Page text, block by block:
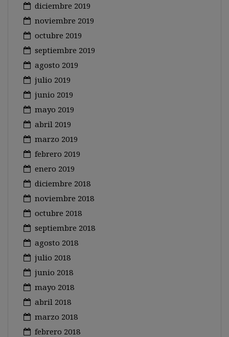
diciembre 2019
noviembre 2019
octubre 2019
septiembre 2019
agosto 2019
julio 2019
junio 2019
mayo 2019
abril 2019
marzo 2019
febrero 2019
enero 2019
diciembre 2018
noviembre 2018
octubre 2018
septiembre 2018
agosto 2018
julio 2018
junio 2018
mayo 2018
abril 2018
marzo 2018
febrero 2018